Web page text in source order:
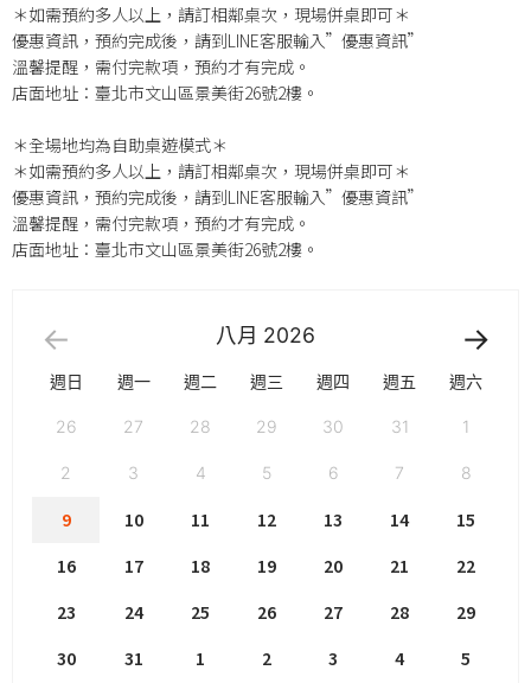
＊如需預約多人以上，請訂相鄰桌次，現場併桌即可＊
優惠資訊，預約完成後，請到LINE客服輸入”優惠資訊”
溫馨提醒，需付完款項，預約才有完成。
店面地址：臺北市文山區景美街26號2樓。
＊全場地均為自助桌遊模式＊
＊如需預約多人以上，請訂相鄰桌次，現場併桌即可＊
優惠資訊，預約完成後，請到LINE客服輸入”優惠資訊”
溫馨提醒，需付完款項，預約才有完成。
店面地址：臺北市文山區景美街26號2樓。
八月 2026
週日 週一 週二 週三 週四 週五 週六
26 27 28 29 30 31 1
2 3 4 5 6 7 8
9 10 11 12 13 14
15
16
17 18 19 20 21
22
23
24 25 26 27 28
29
30
31 1 2 3 4 5